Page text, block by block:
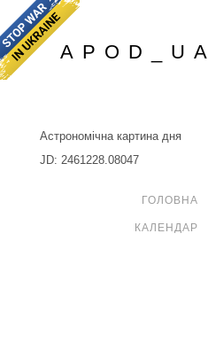
APOD_UA
Астрономічна картина дня
JD: 2461228.08047
ГОЛОВНА
КАЛЕНДАР